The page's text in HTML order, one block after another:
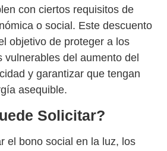
con ciertos requisitos de
o social. Este descuento
objetivo de proteger a los
vulnerables del aumento del
y garantizar que tengan
asequible.
Solicitar?
el bono social en la luz, los